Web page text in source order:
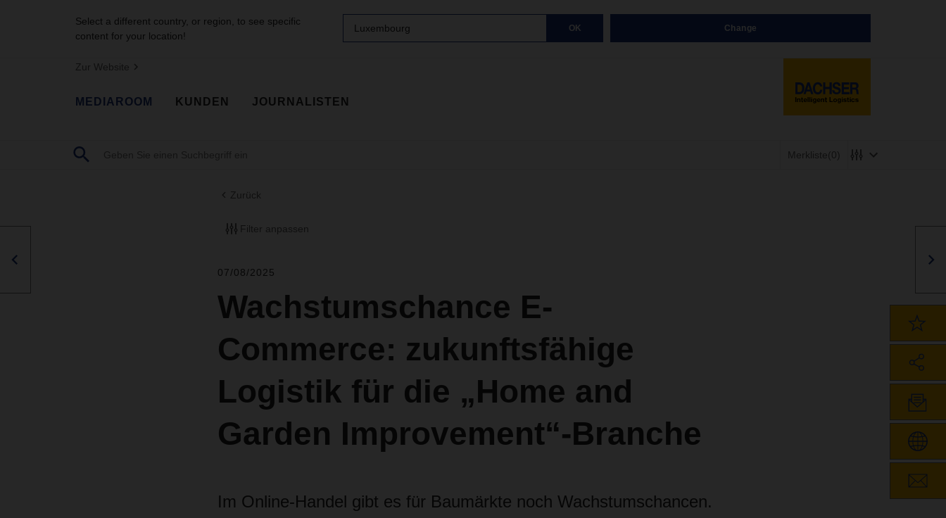
Select a different country, or region, to see specific
content for your location!
Luxembourg OK Change
Zur Website
MEDIAROOM KUNDEN JOURNALISTEN
Merkliste(0)
Zurück
Filter anpassen
07/08/2025
Wachstumschance E-
Commerce: zukunftsfähige
Logistik für die „Home and
Garden Improvement“-Branche
Im Online-Handel gibt es für Baumärkte noch Wachstumschancen.